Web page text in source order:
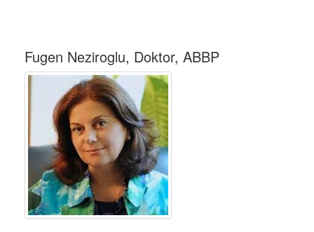
Fugen Neziroglu, Doktor, ABBP